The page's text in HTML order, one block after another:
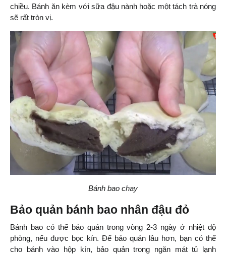
chiều. Bánh ăn kèm với sữa đậu nành hoặc một tách trà nóng
sẽ rất tròn vị.
Bánh bao chay
Bảo quản bánh bao nhân đậu đỏ
Bánh bao có thể bảo quản trong vòng 2-3 ngày ở nhiệt độ
phòng, nếu được bọc kín. Để bảo quản lâu hơn, bạn có thể
cho bánh vào hộp kín, bảo quản trong ngăn mát tủ lạnh